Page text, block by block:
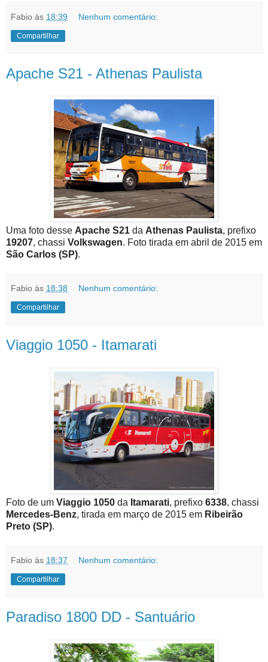
Fabio às 18:39 Nenhum comentário:
Compartilhar
Apache S21 - Athenas Paulista
Uma foto desse Apache S21 da Athenas Paulista, prefixo
19207, chassi Volkswagen. Foto tirada em abril de 2015 em
São Carlos (SP).
Fabio às 18:38 Nenhum comentário:
Compartilhar
Viaggio 1050 - Itamarati
Foto de um Viaggio 1050 da Itamarati, prefixo 6338, chassi
Mercedes-Benz, tirada em março de 2015 em Ribeirão
Preto (SP).
Fabio às 18:37 Nenhum comentário:
Compartilhar
Paradiso 1800 DD - Santuário